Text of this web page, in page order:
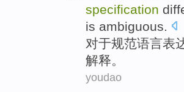
specification
is ambiguous
对于规范语言表
解释 。
youdao